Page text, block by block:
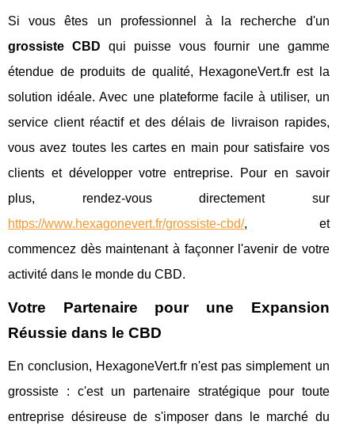
Si vous êtes un professionnel à la recherche d'un
grossiste CBD qui puisse vous fournir une gamme
étendue de produits de qualité, HexagoneVert.fr est la
solution idéale. Avec une plateforme facile à utiliser, un
service client réactif et des délais de livraison rapides,
vous avez toutes les cartes en main pour satisfaire vos
clients et développer votre entreprise. Pour en savoir
plus, rendez-vous directement sur
https://www.hexagonevert.fr/grossiste-cbd/, et
commencez dès maintenant à façonner l'avenir de votre
activité dans le monde du CBD.
Votre Partenaire pour une Expansion
Réussie dans le CBD
En conclusion, HexagoneVert.fr n'est pas simplement un
grossiste : c'est un partenaire stratégique pour toute
entreprise désireuse de s'imposer dans le marché du